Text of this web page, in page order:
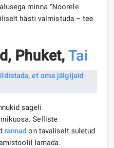
minna “Noorele
hästi valmistuda – tee
Phuket,Tai
sageli
Selliste
rannad on tavaliselt suletud
lamada.